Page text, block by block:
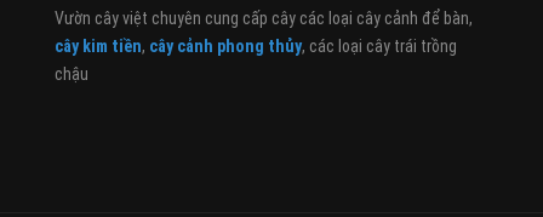
Vườn cây việt chuyên cung cấp cây các loại cây cảnh để bàn,
cây kim tiền, cây cảnh phong thủy, các loại cây trái trồng
chậu